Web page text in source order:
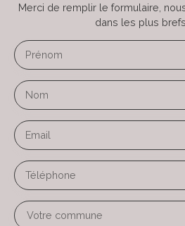
Merci de remplir le formulaire,
dans les plus
Prénom
Nom
Email
Téléphone
Votre commune